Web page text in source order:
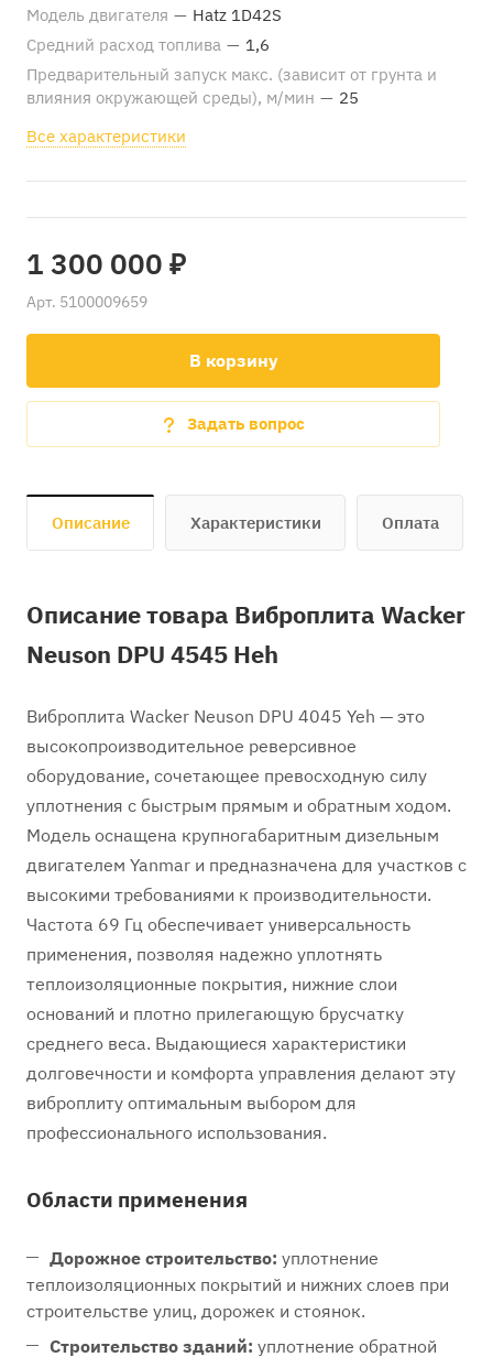
Модель двигателя — Hatz 1D42S
Средний расход топлива — 1,6
Предварительный запуск макс. (зависит от грунта и
влияния окружающей среды), м/мин — 25
Все характеристики
1 300 000 ₽
Арт. 5100009659
В корзину
Задать вопрос
Описание Характеристики Оплата
Описание товара Виброплита Wacker
Neuson DPU 4545 Heh
Виброплита Wacker Neuson DPU 4045 Yeh — это
высокопроизводительное реверсивное
оборудование, сочетающее превосходную силу
уплотнения с быстрым прямым и обратным ходом.
Модель оснащена крупногабаритным дизельным
двигателем Yanmar и предназначена для участков с
высокими требованиями к производительности.
Частота 69 Гц обеспечивает универсальность
применения, позволяя надежно уплотнять
теплоизоляционные покрытия, нижние слои
оснований и плотно прилегающую брусчатку
среднего веса. Выдающиеся характеристики
долговечности и комфорта управления делают эту
виброплиту оптимальным выбором для
профессионального использования.
Области применения
Дорожное строительство: уплотнение
теплоизоляционных покрытий и нижних слоев при
строительстве улиц, дорожек и стоянок.
Строительство зданий: уплотнение обратной